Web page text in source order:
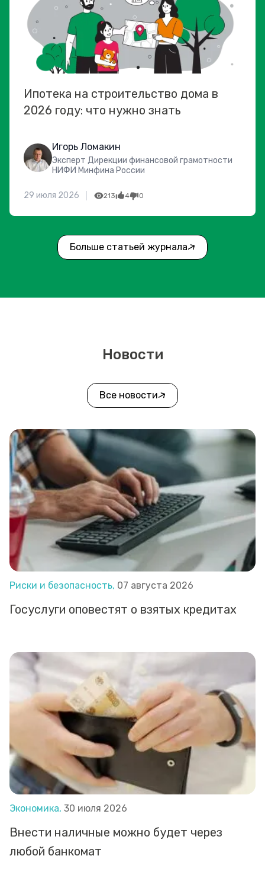
Ипотека на строительство дома в
2026 году: что нужно знать
Игорь Ломакин
Эксперт Дирекции финансовой грамотности
НИФИ Минфина России
29 июля 2026 213 4 0
Больше статьей журнала
Новости
Все новости
Риски и безопасность, 07 августа 2026
Госуслуги оповестят о взятых кредитах
Экономика, 30 июля 2026
Внести наличные можно будет через
любой банкомат